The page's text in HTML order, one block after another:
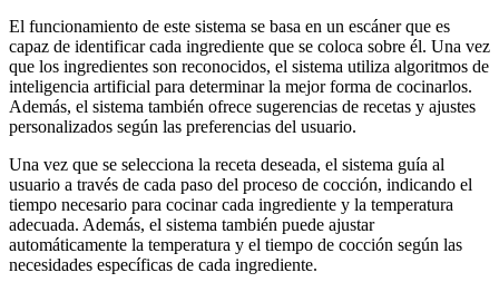
El funcionamiento de este sistema se basa en un escáner que es
capaz de identificar cada ingrediente que se coloca sobre él. Una vez
que los ingredientes son reconocidos, el sistema utiliza algoritmos de
inteligencia artificial para determinar la mejor forma de cocinarlos.
Además, el sistema también ofrece sugerencias de recetas y ajustes
personalizados según las preferencias del usuario.
Una vez que se selecciona la receta deseada, el sistema guía al
usuario a través de cada paso del proceso de cocción, indicando el
tiempo necesario para cocinar cada ingrediente y la temperatura
adecuada. Además, el sistema también puede ajustar
automáticamente la temperatura y el tiempo de cocción según las
necesidades específicas de cada ingrediente.